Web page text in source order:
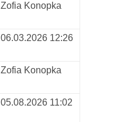
Zofia Konopka
06.03.2026 12:26
Zofia Konopka
05.08.2026 11:02